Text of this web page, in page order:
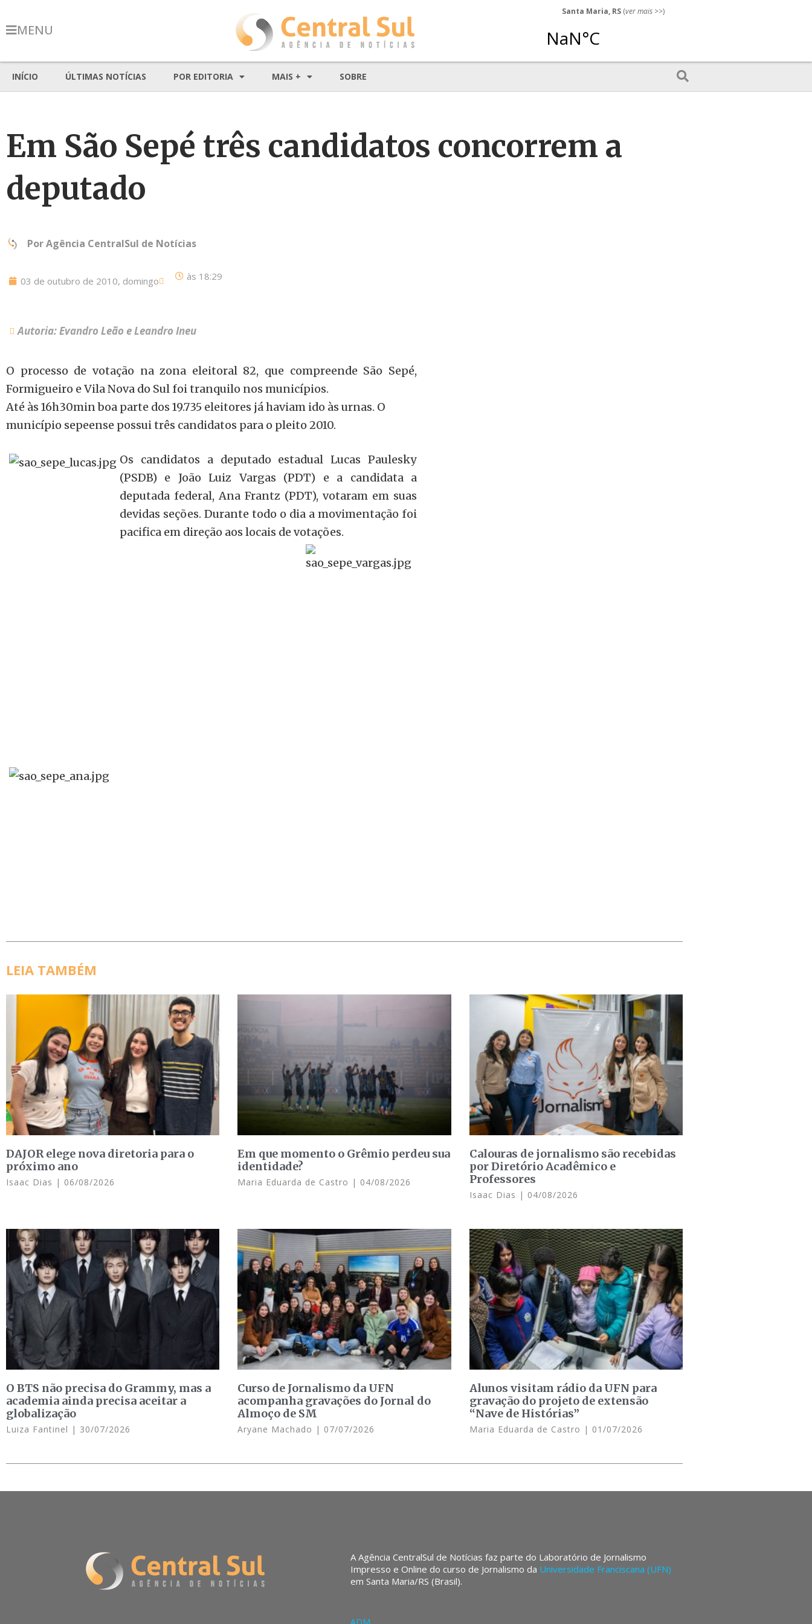
MENU
Santa Maria, RS (ver mais >>)
INÍCIO ÚLTIMAS NOTÍCIAS POR EDITORIA MAIS + SOBRE
Em São Sepé três candidatos concorrem a
deputado
PorAgência CentralSul de Notícias
03 de outubro de 2010, domingo às 18:29
Autoria: Evandro Leão e Leandro Ineu
O processo de votação na zona eleitoral 82, que compreende São Sepé,
Formigueiro e Vila Nova do Sul foi tranquilo nos municípios.
Até às 16h30min boa parte dos 19.735 eleitores já haviam ido às urnas. O
município sepeense possui três candidatos para o pleito 2010.
Os candidatos a deputado estadual Lucas Paulesky
(PSDB) e João Luiz Vargas (PDT) e a candidata a
deputada federal, Ana Frantz (PDT), votaram em suas
devidas seções. Durante todo o dia a movimentação foi
pacifica em direção aos locais de votações.
LEIA TAMBÉM
DAJOR elege nova diretoria para o
próximo ano
Isaac Dias 06/08/2026
Em que momento o Grêmio perdeu sua
identidade?
Maria Eduarda de Castro 04/08/2026
Calouras de jornalismo são recebidas
por Diretório Acadêmico e
Professores
Isaac Dias 04/08/2026
O BTS não precisa do Grammy, mas a
academia ainda precisa aceitar a
globalização
Luiza Fantinel 30/07/2026
Curso de Jornalismo da UFN
acompanha gravações do Jornal do
Almoço de SM
Aryane Machado 07/07/2026
Alunos visitam rádio da UFN para
gravação do projeto de extensão
“Nave de Histórias”
Maria Eduarda de Castro 01/07/2026
A Agência CentralSul de Notícias faz parte do Laboratório de Jornalismo
Impresso e Online do curso de Jornalismo da Universidade Franciscana (UFN)
em Santa Maria/RS (Brasil).